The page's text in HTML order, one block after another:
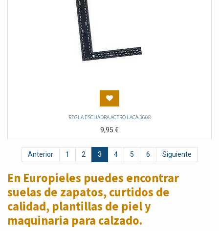
REGLA ESCUADRA ACERO LACA 3608
9,95€
Anterior 1 2 3 4 5 6 Siguiente
En Europieles puedes encontrar
suelas de zapatos,curtidos de
calidad, plantillas de piel y
maquinaria para calzado.